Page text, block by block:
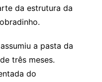
da estrutura da
a pasta da
três meses.
do